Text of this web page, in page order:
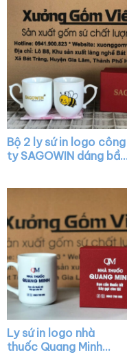
Bộ 2 ly sứ in logo công
ty SAGOWIN dáng bầu
Ly sứ in logo nhà
thuốc Quang Minh